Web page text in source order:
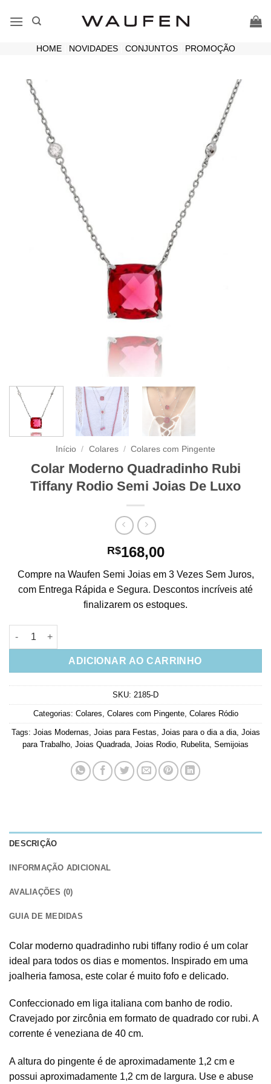
HOME| NOVIDADES| CONJUNTOS| PROMOÇÃO
Início / Colares / Colares com Pingente
Colar Moderno Quadradinho Rubi
Tiffany Rodio Semi Joias De Luxo
R$168,00
Compre na Waufen Semi Joias em 3 Vezes Sem Juros,
com Entrega Rápida e Segura. Descontos incríveis até
finalizarem os estoques.
Colar Moderno Quadradinho Rubi Tiffany Rodio Semi Joias
ADICIONAR AO CARRINHO
SKU: 2185-D
Categorias: Colares Colares com Pingente, Colares Ródio
Tags: Joias Modernas Joias para Festas Joias para o dia a dia, Joias
para Trabalho Joias Quadrada Joias Rodio Rubelita Semijoias
DESCRIÇÃO
INFORMAÇÃO ADICIONAL
AVALIAÇÕES (0)
GUIA DE MEDIDAS
Colar moderno quadradinho rubi tiffany rodio é um colar
ideal para todos os dias e momentos. Inspirado em uma
joalheria famosa, este colar é muito fofo e delicado.
Confeccionado em liga italiana com banho de rodio.
Cravejado por zircônia em formato de quadrado cor rubi. A
corrente é veneziana de 40 cm.
A altura do pingente é de aproximadamente 1,2 cm e
possui aproximadamente 1,2 cm de largura. Use e abuse